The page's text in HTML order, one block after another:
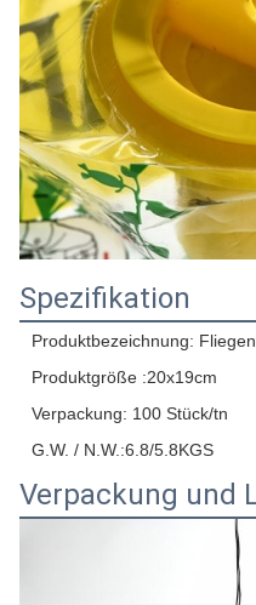
Spezifikation
Produktbezeichnung:
Produktgröße :20x19cm
Verpackung: 100 Stück/tn
G.W. / N.W.:6.8/5.8KGS
Verpackung und